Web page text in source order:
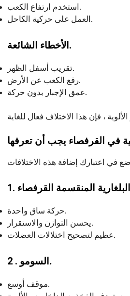
استخدم ارتفاع الكعب.
العمل على حركية الكاحل.
الأخطاء الشائعة.
تقريب أسفل الظهر.
رفع الكعب عن الأرض.
عمق الإجبار بدون حركة.
حركة ساق واحدة.
يحسن التوازن والاستقرار.
عظيم لتصحيح اختلالات العضلات.
2 . السومو .
موقف أوسع.